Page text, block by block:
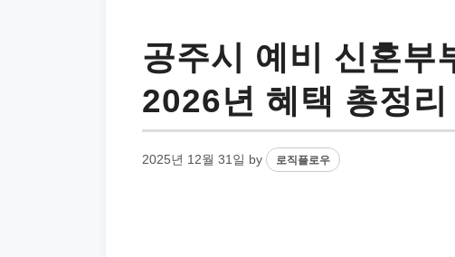
공주시 예비 신혼부
2026년 혜택 총정리
2025년 12월 31일 by 로직플로우